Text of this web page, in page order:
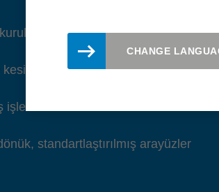
süreleri
kesinti sürelerini önleyin
işleme kalitesi
standartlaştırılmış arayüzler
CHANGE